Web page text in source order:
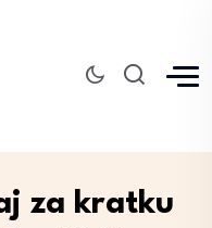
za kratku